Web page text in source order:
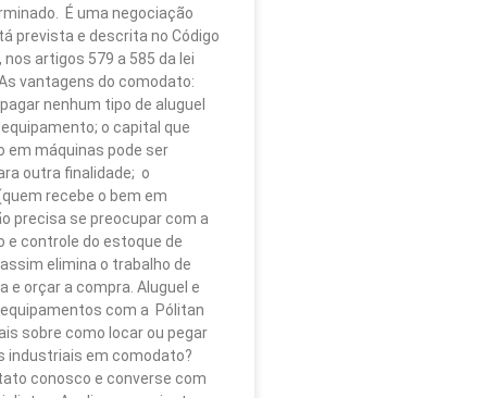
É uma negociação
prevista e descrita no Código
nos artigos 579 a 585 da lei
vantagens do comodato:
nenhum tipo de aluguel
o capital que
em máquinas pode ser
outra finalidade; o
recebe o bem em
precisa se preocupar com a
e controle do estoque de
elimina o trabalho de
e orçar a compra. Aluguel e
com a Pólitan
sobre como locar ou pegar
industriais em comodato?
conosco e converse com